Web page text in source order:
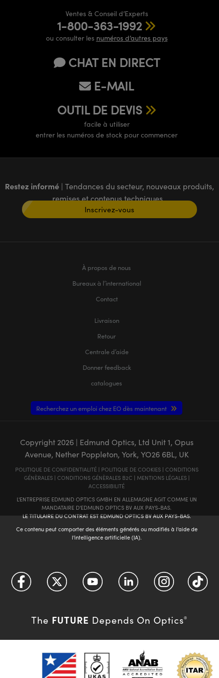
Ventes & Conseil d’Experts
1-800-363-1992
ou consulter les numéros d’autres pays
CHAT EN DIRECT
E-MAIL
OUTIL DE DEVIS
facile à utiliser
entrer les numéros de stock pour commencer
Restez informé | Tendances du secteur, nouveaux produits,
remises et contenus techniques
Inscrivez-vous
À propos de nous
Bureaux à l’international
Contact
Livraison
Retour
Centrale d’aide
Donner feedback
catalogues
Recherchez un emploi chez EO dès maintenant
Copyright 2026| Edmund Optics, Ltd Unit 1, Opus
Avenue, Nether Poppleton, York, YO26 6BL, UK
POLITIQUE DE CONFIDENTIALITÉ| POLITIQUE DE COOKIES| CONDITIONS
GÉNÈRALES| CONDITIONS GÉNÈRALES B2C | MENTIONS LÉGALES|
ACCESSIBILITÉ
L'ENTREPRISE EDMUND OPTICS GMBH EN ALLEMAGNE AGIT COMME UN
MANDATAIRE D'EDMUND OPTICS BV AUX PAYS-BAS.
LE TITULAIRE DU CONTRAT EST EDMUND OPTICS BV AUX PAYS-BAS.
Ce contenu peut comporter des éléments générés ou modifiés à l'aide de
l'intelligence artificielle (IA).
The FUTURE Depends On Optics®